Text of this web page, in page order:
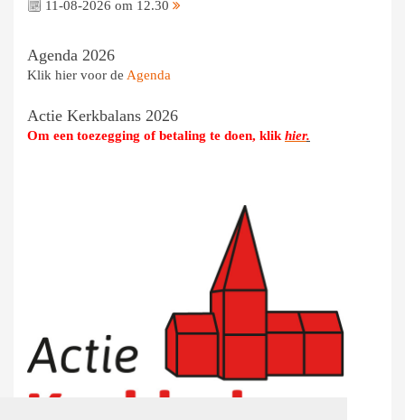
11-08-2026 om 12.30
Agenda 2026
Klik hier voor de Agenda
Actie Kerkbalans 2026
Om een toezegging of betaling te doen, klik hier.